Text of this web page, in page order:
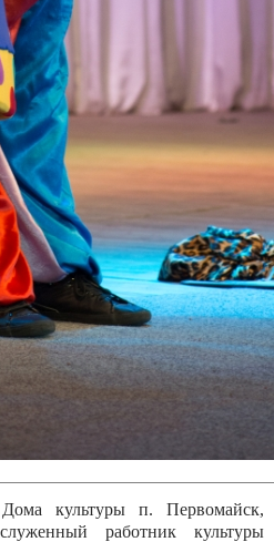
«Шари-вари» МУ «Культурно-
Отличные работники
Алёна Александровна и
Дома культуры с. Делакеу,
Отличный работник культуры
Петрович Дижмару;
культуры посёлка Красное,
работник культуры
Анжела Владимировна
Дома детско –юношеского
руководитель Хачатурян Юрий
Городской дворец культуры г.
культуры Приднестровской
культуры п. Первомайск,
работник культуры